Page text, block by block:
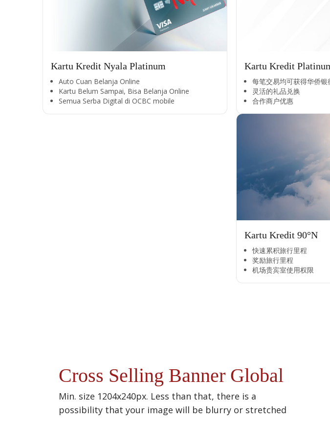
Kartu Kredit Nyala Platinum
Auto Cuan Belanja Online
Kartu Belum Sampai, Bisa Belanja Online
Semua Serba Digital di OCBC mobile
Kartu Kredit
每笔交易均可获得华侨
灵活的礼品兑换​
合作商户优惠​
Kartu Kredit 90°N
快速累积旅行里程​
奖励旅行里程​
机场贵宾室使用权限​
Cross Selling Banner Global
Min. size 1204x240px. Less than that, there is a
possibility that your image will be blurry or stretched